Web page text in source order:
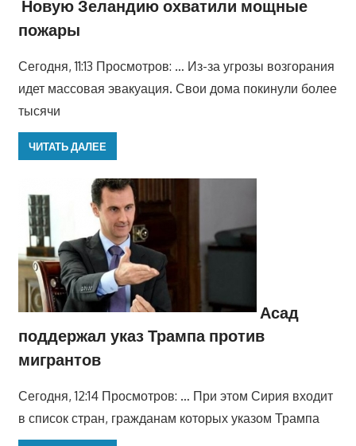
Новую Зеландию охватили мощные
пожары
Сегодня, 11:13 Просмотров: … Из-за угрозы возгорания
идет массовая эвакуация. Свои дома покинули более
тысячи
ЧИТАТЬ ДАЛЕЕ
Асад
поддержал указ Трампа против
мигрантов
Сегодня, 12:14 Просмотров: … При этом Сирия входит
в список стран, гражданам которых указом Трампа